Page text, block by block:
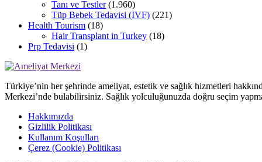
Tanı ve Testler(1.960)
Tüp Bebek Tedavisi (IVF) (221)
Health Tourism (18)
Hair Transplant in Turkey (18)
Prp Tedavisi (1)
Türkiye’nin her şehrinde ameliyat, estetik ve sağlık hizmetleri
Merkezi’nde bulabilirsiniz. Sağlık yolculuğunuzda doğru seçim
Hakkımızda
Gizlilik Politikası
Kullanım Koşulları
Çerez (Cookie) Politikası